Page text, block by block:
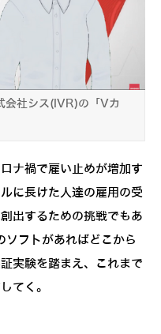
会社シス(IVR)の「Vカ
ナ禍で雇い止めが増加す
に長けた人達の雇用の受
出するための挑戦でもあ
ソフトがあればどこから
実験を踏まえ、これまで
てく。